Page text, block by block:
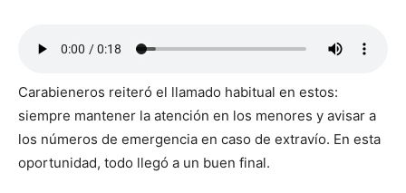
Carabieneros reiteró el llamado habitual en estos:
siempre mantener la atención en los menores y avisar a
los números de emergencia en caso de extravío. En esta
oportunidad, todo llegó a un buen final.